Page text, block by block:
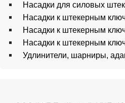
Насадки для силовых
Насадки к штекерным
Насадки к штекерным
Насадки к штекерным
Удлинители, шарниры,